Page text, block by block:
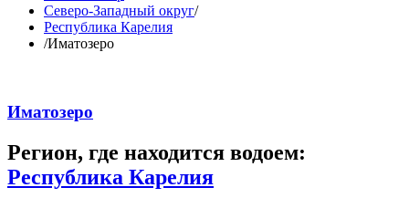
Северо-Западный округ/
Республика Карелия
/Иматозеро
Иматозеро
Регион, где находится водоем:
Республика Карелия